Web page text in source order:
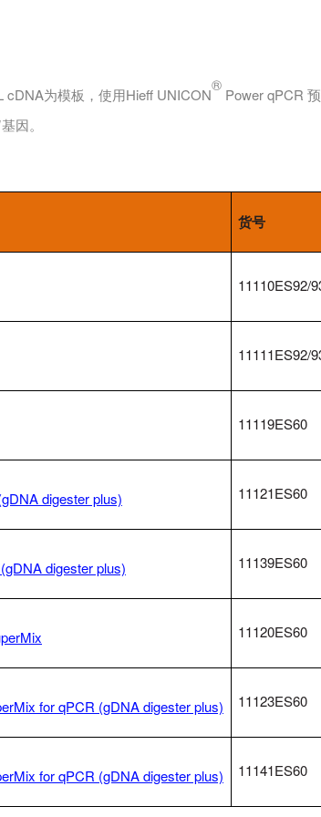
cDNA为模板，使用Hieff UNICON
®
Power qPCR
基因。
货号
11110ES92/
11111ES92/
11119ES60
digester plus) 11121ES60
digester plus) 11139ES60
11120ES60
for qPCR (gDNA digester plus) 11123ES60
for qPCR (gDNA digester plus) 11141ES60